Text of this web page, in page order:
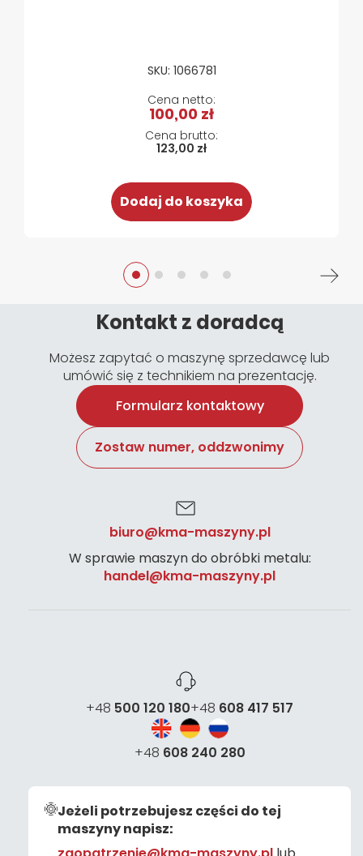
SKU: 1066781
123,00 zł
100,00 zł
Dodaj do koszyka
Kontakt z doradcą
Możesz zapytać o maszynę sprzedawcę lub
umówić się z technikiem na prezentację.
Formularz kontaktowy
Zostaw numer, oddzwonimy
biuro@kma-maszyny.pl
W sprawie maszyn do obróbki metalu:
handel@kma-maszyny.pl
+48 500 120 180+48 608 417 517
+48 608 240 280
Jeżeli potrzebujesz części do tej
maszyny napisz: